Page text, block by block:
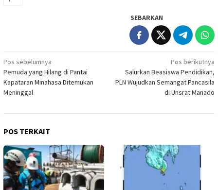
SEBARKAN
Navigasi
pos
Pos sebelumnya
Pemuda yang Hilang di Pantai
Kapataran Minahasa Ditemukan
Meninggal
Pos berikutnya
Salurkan Beasiswa Pendidikan,
PLN Wujudkan Semangat Pancasila
di Unsrat Manado
POS TERKAIT